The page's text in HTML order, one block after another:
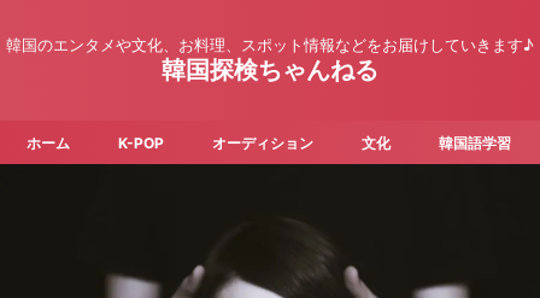
韓国のエンタメや文化、お料理、スポット情報などをお届けしていきます♪
韓国探検ちゃんねる
ホーム K-POP オーディション 文化 韓国語学習